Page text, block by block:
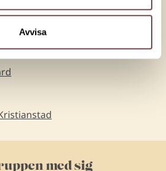
Avvisa
Hotel
med sig